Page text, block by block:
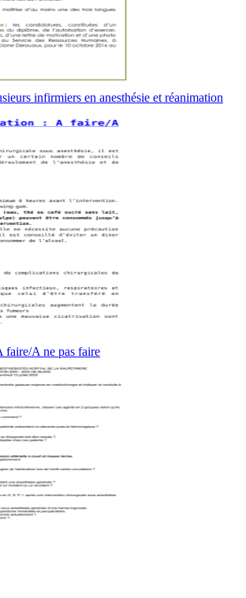
infirmiers en anesthésie et réanimation
faire/A ne pas faire